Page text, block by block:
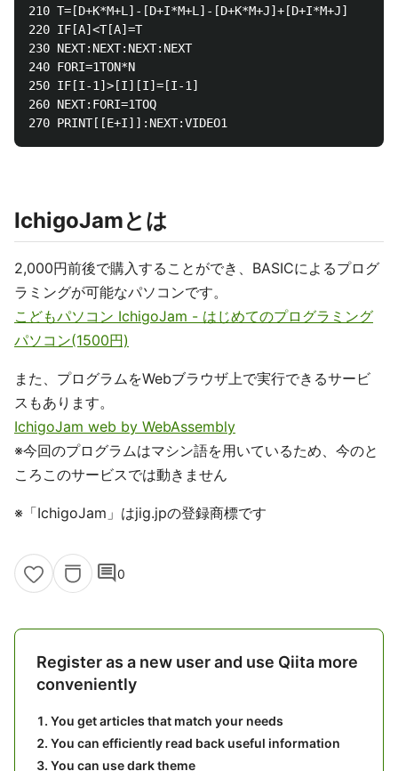
210 T=[D+K*M+L]-[D+I*M+L]-[D+K*M+J]+[D+I*M+J]
220 IF[A]<T[A]=T
230 NEXT:NEXT:NEXT:NEXT
240 FORI=1TON*N
250 IF[I-1]>[I][I]=[I-1]
260 NEXT:FORI=1TOQ
IchigoJamとは
2,000円前後で購入することができ、BASICによるプログ
ラミングが可能なパソコンです。
こどもパソコン IchigoJam - はじめてのプログラミング
パソコン(1500円)
また、プログラムをWebブラウザ上で実行できるサービ
スもあります。
IchigoJam web by WebAssembly
※今回のプログラムはマシン語を用いているため、今のと
ころこのサービスでは動きません
※「IchigoJam」はjig.jpの登録商標です
comment0
Register as a new user and use Qiita more
conveniently
You get articles that match your needs
You can efficiently read back useful information
You can use dark theme